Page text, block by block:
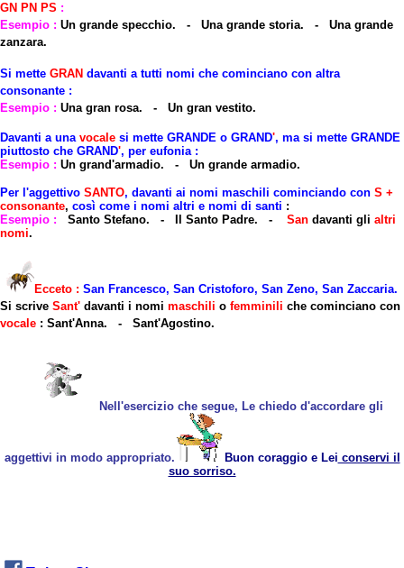
GN PN PS :
Esempio : Un grande specchio. - Una grande storia. - Una grande
zanzara.
Si mette GRAN davanti a tutti nomi che cominciano con altra
consonante :
Esempio : Una gran rosa. - Un gran vestito.
Davanti a una vocale si mette GRANDE o GRAND', ma si mette GRANDE
piuttosto che GRAND', per eufonia :
Esempio : Un grand'armadio. - Un grande armadio.
Per l'aggettivo SANTO, davanti ai nomi maschili cominciando con S +
consonante, così come i nomi altri e nomi di santi :
Esempio : Santo Stefano. - Il Santo Padre. - San davanti gli altri
nomi.
Ecceto : San Francesco, San Cristoforo, San Zeno, San Zaccaria.
Si scrive Sant' davanti i nomi maschili o femminili che cominciano con
vocale : Sant'Anna. - Sant'Agostino.
Nell'esercizio che segue, Le chiedo d'accordare gli
aggettivi in modo appropriato. Buon coraggio e Lei conservi il
suo sorriso.